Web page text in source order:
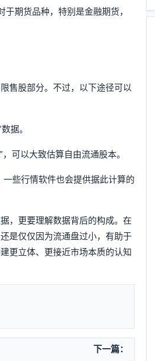
期货品种，特别是金融期货，
售股部分。不过，以下途径可以
据。
可以大致估算自由流通股本。
些行情软件也会提供据此计算的
，更要理解数据背后的构成。在
是仅仅因为流通盘过小，有助于
更立体、更接近市场本质的认知
下一篇：